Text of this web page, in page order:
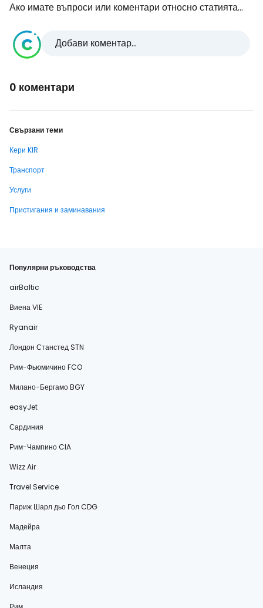
Ако имате въпроси или коментари относно статията...
Добави коментар...
0 коментари
Свързани теми
Кери KIR
Транспорт
Услуги
Пристигания и заминавания
Популярни ръководства
airBaltic
Виена VIE
Ryanair
Лондон Станстед STN
Рим-Фьюмичино FCO
Милано-Бергамо BGY
easyJet
Сардиния
Рим-Чампино CIA
Wizz Air
Travel Service
Париж Шарл дьо Гол CDG
Мадейра
Малта
Венеция
Исландия